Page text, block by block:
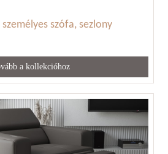
szófa, sezlony
a kollekcióhoz